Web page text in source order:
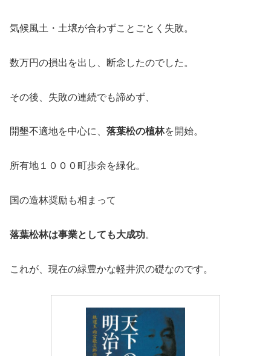
気候風土・土壌が合わずことごとく失敗。
数万円の損出を出し、断念したのでした。
その後、失敗の連続でも諦めず、
開墾不適地を中心に、 落葉松の植林を開始。
所有地１０００町歩余を緑化。
国の造林奨励も相まって
落葉松林は事業としても大成功。
これが、現在の緑豊かな軽井沢の礎なのです。